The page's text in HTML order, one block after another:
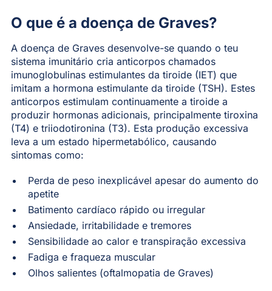
O que é a doença de Graves?
A doença de Graves desenvolve-se quando o teu
sistema imunitário cria anticorpos chamados
imunoglobulinas estimulantes da tiroide (IET) que
imitam a hormona estimulante da tiroide (TSH). Estes
anticorpos estimulam continuamente a tiroide a
produzir hormonas adicionais, principalmente tiroxina
(T4) e triiodotironina (T3). Esta produção excessiva
leva a um estado hipermetabólico, causando
sintomas como:
Perda de peso inexplicável apesar do aumento do
apetite
Batimento cardíaco rápido ou irregular
Ansiedade, irritabilidade e tremores
Sensibilidade ao calor e transpiração excessiva
Fadiga e fraqueza muscular
Olhos salientes (oftalmopatia de Graves)